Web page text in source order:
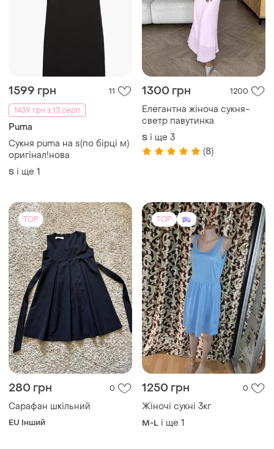
1599 грн
11
1439 грн з 13 серп
Puma
Сукня puma на s(по бірці м)
оригінал!нова
S і ще 1
1300 грн 1200
Елегантна жіноча сукня-
светр павутинка
S і ще 3
(8)
TOP
280 грн 0
Сарафан шкільний
EU Інший
TOP
1250 грн 0
Жіночі сукні 3кг
M-L і ще 1